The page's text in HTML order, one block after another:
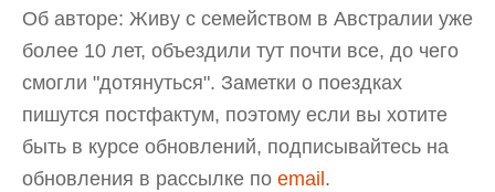
Об авторе: Живу с семейством в Австралии уже
более 10 лет, объездили тут почти все, до чего
смогли "дотянуться". Заметки о поездках
пишутся постфактум, поэтому если вы хотите
быть в курсе обновлений, подписывайтесь на
обновления в рассылке по email .